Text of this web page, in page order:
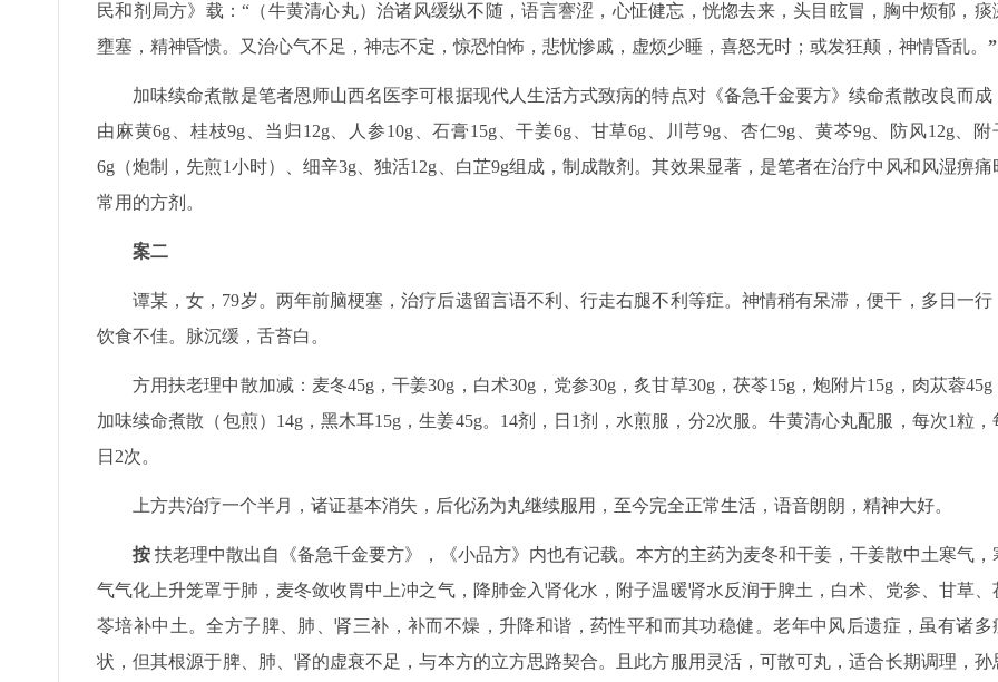
民和剂局方》载：“（牛黄清心丸）治诸风缓纵不随，语言謇涩，心怔健忘，恍惚去来，头目眩冒，胸中烦郁，痰
壅塞，精神昏愦。又治心气不足，神志不定，惊恐怕怖，悲忧惨戚，虚烦少睡，喜怒无时；或发狂颠，神情昏乱。 ”
加味续命煮散是笔者恩师山西名医李可根据现代人生活方式致病的特点对《备急千金要方》续命煮散改良而成
由麻黄6g、桂枝9g、当归12g、人参10g、石膏15g、干姜6g、甘草6g、川芎9g、杏仁9g、黄芩9g、防风12g、附
6g（炮制，先煎1小时）、细辛3g、独活12g、白芷9g组成，制成散剂。其效果显著，是笔者在治疗中风和风湿痹痛
常用的方剂。
案二
谭某，女，79岁。两年前脑梗塞，治疗后遗留言语不利、行走右腿不利等症。神情稍有呆滞，便干，多日一行
饮食不佳。脉沉缓，舌苔白。
方用扶老理中散加减：麦冬45g，干姜30g，白术30g，党参30g，炙甘草30g，茯苓15g，炮附片15g，肉苁蓉45g
加味续命煮散（包煎）14g，黑木耳15g，生姜45g。14剂，日1剂，水煎服，分2次服。牛黄清心丸配服，每次1粒，
日2次。
上方共治疗一个半月，诸证基本消失，后化汤为丸继续服用，至今完全正常生活，语音朗朗，精神大好。
按 扶老理中散出自《备急千金要方》，《小品方》内也有记载。本方的主药为麦冬和干姜，干姜散中土寒气，
气气化上升笼罩于肺，麦冬敛收胃中上冲之气，降肺金入肾化水，附子温暖肾水反润于脾土，白术、党参、甘草、
苓培补中土。全方子脾、肺、肾三补，补而不燥，升降和谐，药性平和而其功稳健。老年中风后遗症，虽有诸多
状，但其根源于脾、肺、肾的虚衰不足，与本方的立方思路契合。且此方服用灵活，可散可丸，适合长期调理，孙